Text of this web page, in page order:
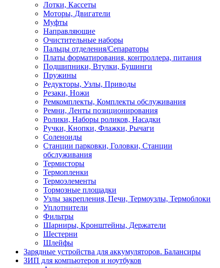
Лотки, Кассеты
Моторы, Двигатели
Муфты
Направляющие
Очистительные наборы
Пальцы отделения/Сепараторы
Платы форматирования, контроллера, питания
Подшипники, Втулки, Бушинги
Пружины
Редукторы, Узлы, Приводы
Резаки, Ножи
Ремкомплекты, Комплекты обслуживания
Ремни, Ленты позиционирования
Ролики, Наборы роликов, Насадки
Ручки, Кнопки, Флажки, Рычаги
Соленоиды
Станции парковки, Головки, Станции
обслуживания
Термисторы
Термопленки
Термоэлементы
Тормозные площадки
Узлы закрепления, Печи, Термоузлы, Термоблоки
Уплотнители
Фильтры
Шарниры, Кронштейны, Держатели
Шестерни
Шлейфы
Зарядные устройства для аккумуляторов. Балансиры
ЗИП для компьютеров и ноутбуков